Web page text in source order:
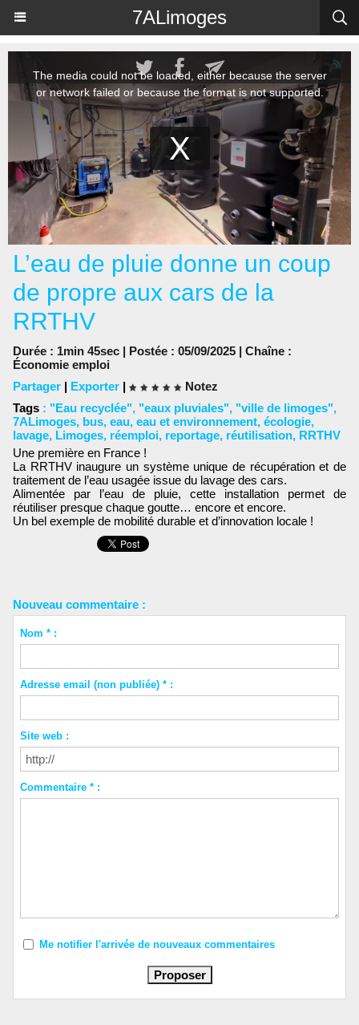
7ALimoges
L’eau de pluie donne un coup
de propre aux cars de la
RRTHV
Durée : 1min 45sec | Postée : 05/09/2025 | Chaîne :
Économie emploi
Partager | Exporter |
Notez
Tags : "Eau recyclée", "eaux pluviales", "ville de limoges",
7ALimoges, bus, eau, eau et environnement, écologie,
lavage, Limoges, réemploi, reportage, réutilisation, RRTHV
Une première en France !
La RRTHV inaugure un système unique de récupération et de
traitement de l’eau usagée issue du lavage des cars.
Alimentée par l’eau de pluie, cette installation permet de
réutiliser presque chaque goutte… encore et encore.
Un bel exemple de mobilité durable et d’innovation locale !
Nouveau commentaire :
Nom * :
Adresse email (non publiée) * :
Site web :
Commentaire * :
Me notifier l'arrivée de nouveaux commentaires